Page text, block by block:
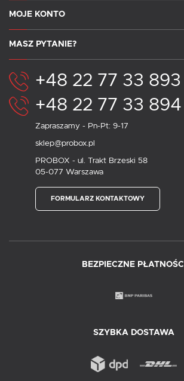
MOJE KONTO
MASZ PYTANIE?
+48 22 77 33 893
+48 22 77 33 894
Zapraszamy - Pn-Pt: 9-17
sklep@probox.pl
PROBOX - ul. Trakt Brzeski 58
05-077 Warszawa
FORMULARZ KONTAKTOWY
BEZPIECZNE PŁATNOŚCI
SZYBKA DOSTAWA